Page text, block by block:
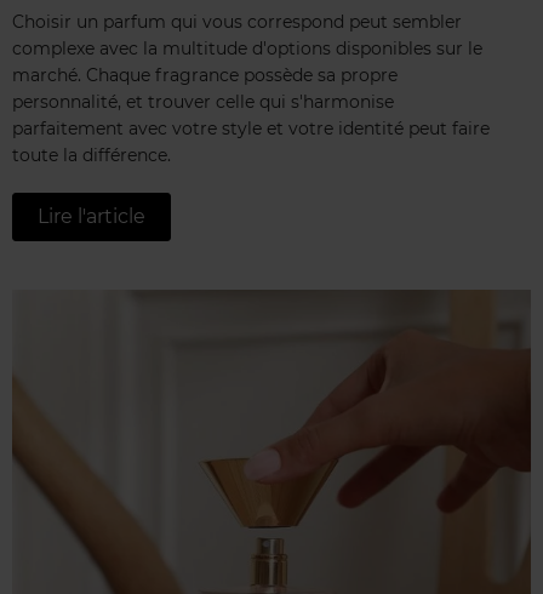
Choisir un parfum qui vous correspond peut sembler
complexe avec la multitude d'options disponibles sur le
marché. Chaque fragrance possède sa propre
personnalité, et trouver celle qui s'harmonise
parfaitement avec votre style et votre identité peut faire
toute la différence.
Lire l'article